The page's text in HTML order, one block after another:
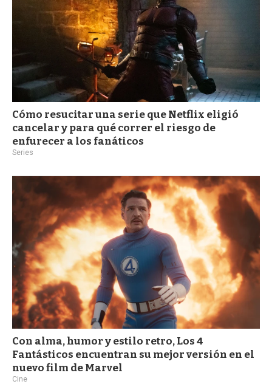
Cómo resucitar una serie que Netflix eligió
cancelar y para qué correr el riesgo de
enfurecer a los fanáticos
Series
Con alma, humor y estilo retro, Los 4
Fantásticos encuentran su mejor versión en el
nuevo film de Marvel
Cine